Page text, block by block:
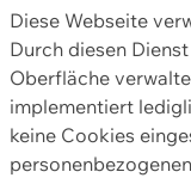
Diese Webseite
Durch diesen
Oberfläche
implementiert
keine Cookies